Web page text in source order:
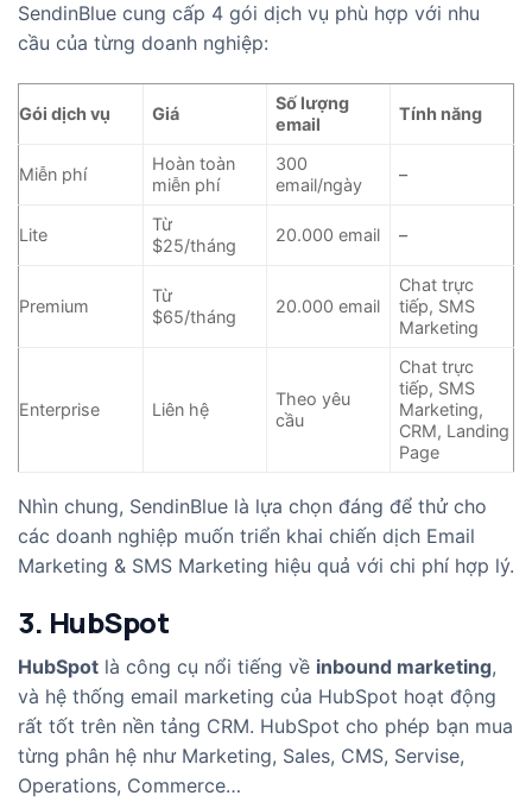
SendinBlue cung cấp 4 gói dịch vụ phù hợp với nhu
cầu của từng doanh nghiệp:
Gói dịch vụ Giá
Số lượng
email
Tính năng
Miễn phí
Hoàn toàn
miễn phí
300
email/ngày
–
Lite
Từ
$25/tháng
20.000 email –
Premium
Từ
$65/tháng
20.000 email
Chat trực
tiếp, SMS
Marketing
Enterprise Liên hệ
Theo yêu
cầu
Chat trực
tiếp, SMS
Marketing,
CRM, Landing
Page
Nhìn chung, SendinBlue là lựa chọn đáng để thử cho
các doanh nghiệp muốn triển khai chiến dịch Email
Marketing & SMS Marketing hiệu quả với chi phí hợp lý.
3. HubSpot
HubSpot là công cụ nổi tiếng về inbound marketing,
và hệ thống email marketing của HubSpot hoạt động
rất tốt trên nền tảng CRM. HubSpot cho phép bạn mua
từng phân hệ như Marketing, Sales, CMS, Servise,
Operations, Commerce…